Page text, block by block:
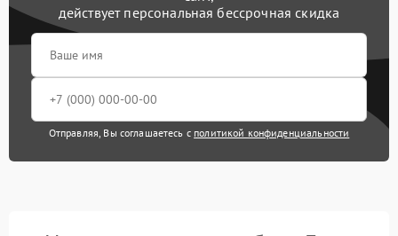
действует персональная бессрочная скидка
Отправляя, Вы соглашаетесь с политикой конфиденциальности